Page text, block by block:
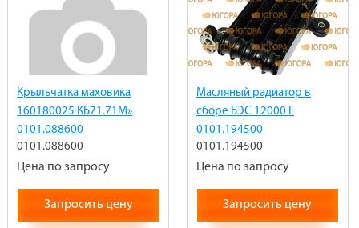
Крыльчатка маховика
160180025 КБ71.71М»
0101.088600
0101.088600
Цена по запросу
Запросить цену
Масляный радиатор в
сборе БЭС 12000 Е
0101.194500
0101.194500
Цена по запросу
Запросить цену